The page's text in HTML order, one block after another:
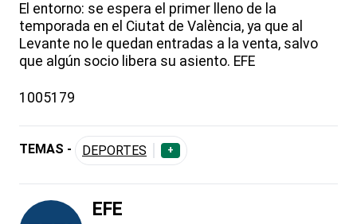
El entorno: se espera el primer lleno de la
temporada en el Ciutat de València, ya que al
Levante no le quedan entradas a la venta, salvo
que algún socio libera su asiento. EFE
1005179
TEMAS - DEPORTES +
EFE